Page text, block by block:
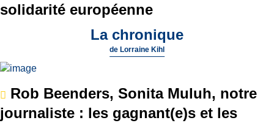
solidarité européenne
La chronique
de Lorraine Kihl
Rob Beenders, Sonita Muluh, notre
journaliste : les gagnant(e)s et les